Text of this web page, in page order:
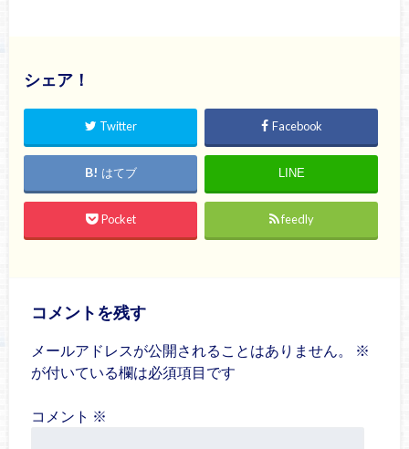
シェア！
Twitter Facebook
はてブ LINE
Pocket feedly
コメントを残す
メールアドレスが公開されることはありません。
※
が付いている欄は必須項目です
コメント ※